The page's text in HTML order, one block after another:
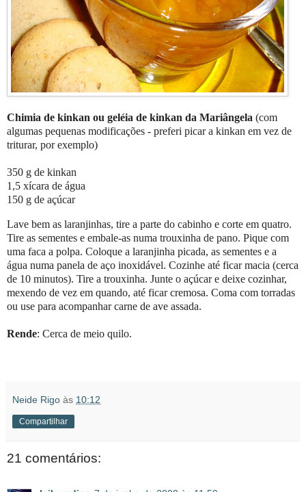
Chimia de kinkan ou geléia de kinkan da Mariângela (com
algumas pequenas modificações - preferi picar a kinkan em vez de
triturar, por exemplo)
350 g de kinkan
1,5 xícara de água
150 g de açúcar
Lave bem as laranjinhas, tire a parte do cabinho e corte em quatro.
Tire as sementes e embale-as numa trouxinha de pano. Pique com
uma faca a polpa. Coloque a laranjinha picada, as sementes e a
água numa panela de aço inoxidável. Cozinhe até ficar macia (cerca
de 10 minutos). Tire a trouxinha. Junte o açúcar e deixe cozinhar,
mexendo de vez em quando, até ficar cremosa. Coma com torradas
ou use para acompanhar carne de ave assada.
Rende: Cerca de meio quilo.
Neide Rigo às 10:12
Compartilhar
21 comentários: